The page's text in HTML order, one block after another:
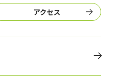
アクセス